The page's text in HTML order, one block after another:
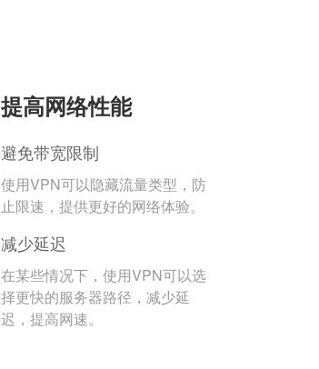
提高网络性能
避免带宽限制
使用VPN可以隐藏流量类型，防
止限速，提供更好的网络体验。
减少延迟
在某些情况下，使用VPN可以选
择更快的服务器路径，减少延
迟，提高网速。